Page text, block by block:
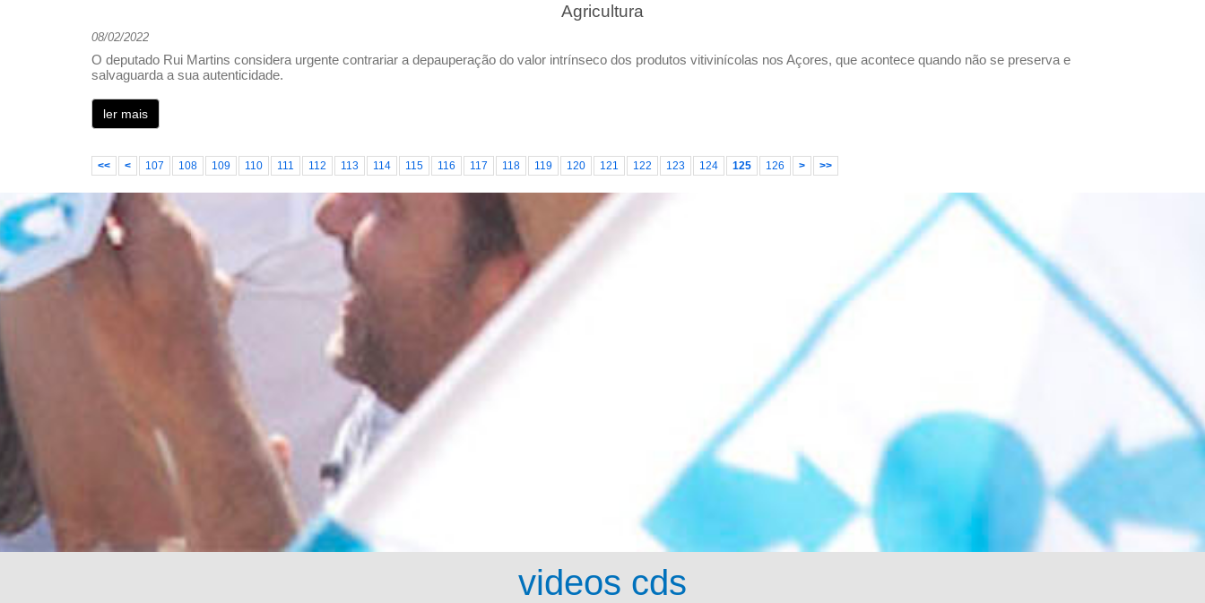
Agricultura
08/02/2022
O deputado Rui Martins considera urgente contrariar a depauperação do valor intrínseco dos produtos vitivinícolas nos Açores, que acontece quando não se preserva e
salvaguarda a sua autenticidade.
ler mais
<< < 107 108 109 110 111 112 113 114 115 116 117 118 119 120 121 122 123 124 125 126 > >>
videos cds